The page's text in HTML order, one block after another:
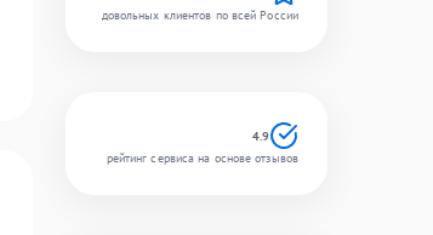
довольных клиентов по всей России
4.9
рейтинг сервиса на основе отзывов